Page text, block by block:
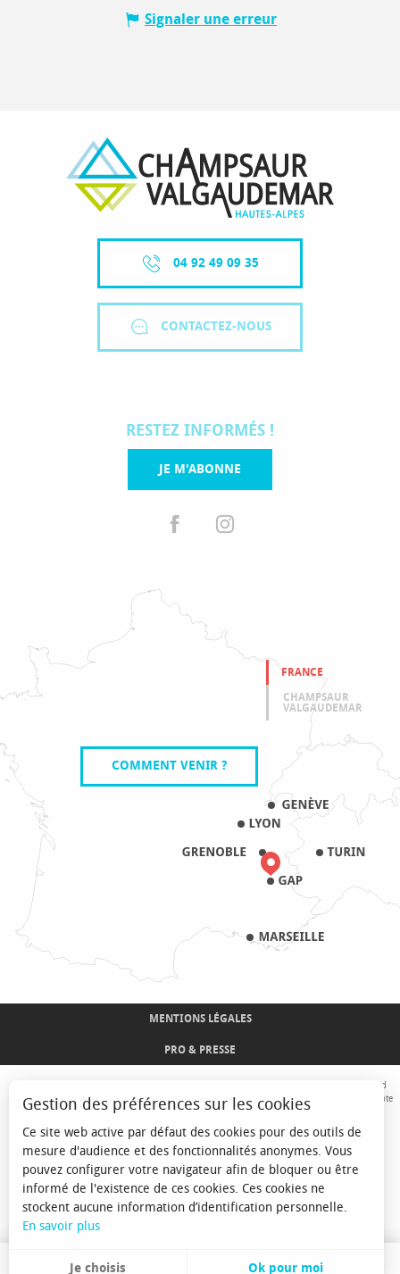
Signaler une erreur
04 92 49 09 35
CONTACTEZ-NOUS
RESTEZ INFORMÉS !
JE M'ABONNE
FRANCE
CHAMPSAUR
VALGAUDEMAR
COMMENT VENIR ?
MENTIONS LÉGALES
PRO & PRESSE
Avec le concours de l'Union Européenne. L'Europe s'engage sur le Massif Alpin avec le fond
Européen de Développement Régional. Co-financé par le Conseil Régional Provence-Alpes-Côte
d'Azur et l'Etat, Commissariat Général des Territoires - FNADT - CIMA
Gestion des préférences sur les cookies
Ce site web active par défaut des cookies pour des outils de
mesure d'audience et des fonctionnalités anonymes. Vous
pouvez configurer votre navigateur afin de bloquer ou être
informé de l'existence de ces cookies. Ces cookies ne
stockent aucune information d’identification personnelle.
En savoir plus
Je choisis Ok pour moi